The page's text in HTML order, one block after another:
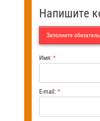
Напишите
Заполните
Имя: *
E-mail: *